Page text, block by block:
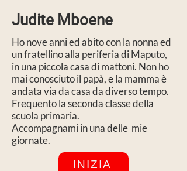
Judite Mboene
Ho nove anni ed abito con la nonna ed
un fratellino alla periferia di Maputo,
in una piccola casa di mattoni. Non ho
mai conosciuto il papà, e la mamma è
andata via da casa da diverso tempo.
Frequento la seconda classe della
scuola primaria.
Accompagnami in una delle mie
giornate.
INIZIA